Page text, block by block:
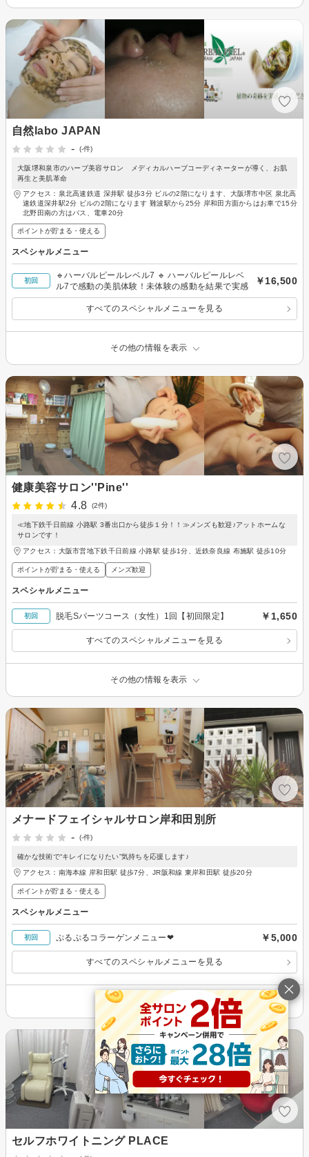
自然labo JAPAN
-
(-件)
大阪堺和泉市のハーブ美容サロン メディカルハーブコーディネーターが導く、お肌
再生と美肌革命
アクセス：泉北高速鉄道 深井駅 徒歩3分 ビルの2階になります、大阪堺市中区 泉北高
速鉄道深井駅2分 ビルの2階になります 難波駅から25分 岸和田方面からはお車で15分
北野田南の方はバス、電車20分
ポイントが貯まる・使える
スペシャルメニュー
初回
🔹ハーバルピールレベル7 🔹 ハーバルピールレベ
ル7で感動の美肌体験！未体験の感動を結果で実感
￥16,500
すべてのスペシャルメニューを見る
その他の情報を表示
健康美容サロン''Pine''
4.8
(2件)
≪地下鉄千日前線 小路駅 3番出口から徒歩１分！！≫メンズも歓迎♪アットホームな
サロンです！
アクセス：大阪市営地下鉄千日前線 小路駅 徒歩1分、近鉄奈良線 布施駅 徒歩10分
ポイントが貯まる・使える メンズ歓迎
スペシャルメニュー
初回 脱毛Sパーツコース（女性）1回【初回限定】 ￥1,650
すべてのスペシャルメニューを見る
その他の情報を表示
メナードフェイシャルサロン岸和田別所
-
(-件)
確かな技術で“キレイになりたい”気持ちを応援します♪
アクセス：南海本線 岸和田駅 徒歩7分、JR阪和線 東岸和田駅 徒歩20分
ポイントが貯まる・使える
スペシャルメニュー
初回 ぷるぷるコラーゲンメニュー❤︎ ￥5,000
すべてのスペシャルメニューを見る
その他の情報を表示
セルフホワイトニング PLACE